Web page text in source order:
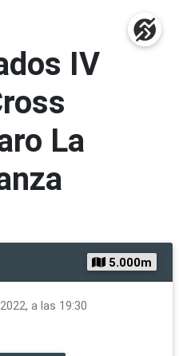
IV
La
5.000m
a las 19:30